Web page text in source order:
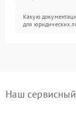
Какую
для юридических
Наш